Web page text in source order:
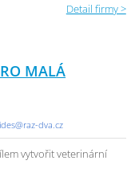
Detail firmy >
MALÁ
dva.cz
vytvořit veterinární